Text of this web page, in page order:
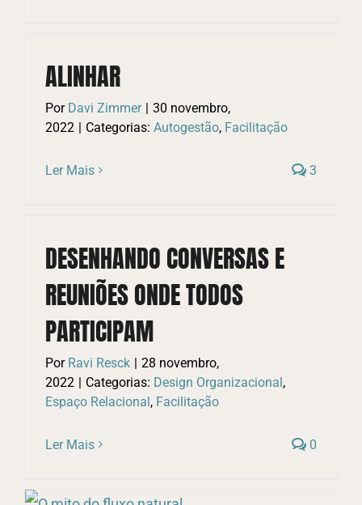
ALINHAR
Por Davi Zimmer | 30 novembro,
2022 | Categorias: Autogestão, Facilitação
Ler Mais 3
DESENHANDO CONVERSAS E
REUNIÕES ONDE TODOS
PARTICIPAM
Por Ravi Resck | 28 novembro,
2022 | Categorias: Design Organizacional,
Espaço Relacional, Facilitação
Ler Mais 0